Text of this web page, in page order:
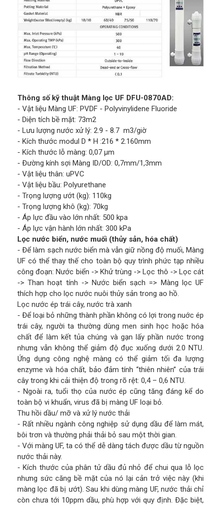
Thông số kỹ thuật Màng lọc UF DFU-0870AD:
- Vật liệu Màng UF: PVDF - Polyvinylidene Fluoride
- Diện tích bề mặt: 73m2
- Lưu lượng nước xử lý: 2.9 - 8.7 m3/giờ
- Kích thước modul D * H :216 * 2.160mm
- Kích thước lỗ màng: 0,07 µm
- Đường kính sợi Màng ID/OD: 0,7mm/1,3mm
- Vật liệu thân: uPVC
- Vật liệu bầu: Polyurethane
- Trọng lượng ướt (kg): 110kg
- Trọng lượng khô (kg): 70kg
- Áp lực đầu vào lớn nhất: 500 kpa
- Áp lực vận hành lớn nhất: 300 kPa
Lọc nước biển, nước muối (thủy sản, hóa chất)
- Để làm sạch nước biển mà vẫn giữ nồng độ muối, Màng
UF có thể thay thế cho toàn bộ quy trình phức tạp nhiều
công đoạn: Nước biển -> Khử trùng -> Lọc thô -> Lọc cát
-> Than hoạt tính -> Nước biển sạch => Màng lọc UF
thích hợp cho lọc nước nuôi thủy sản trong ao hồ.
Lọc nước ép trái cây, nước trà xanh
- Để loại bỏ những thành phần không có lợi trong nuớc ép
trái cây, người ta thường dùng men sinh học hoặc hóa
chất để làm kết tủa chúng và gạn lấy phần nước trong
nhưng vẫn không thể giảm độ đục xuống dưới 2.0 NTU.
Ứng dụng công nghệ màng có thể giảm tối đa lượng
enzyme và hóa chất, bảo đảm tính “thiên nhiên” của trái
cây trong khi cải thiện độ trong rõ rệt: 0,4 – 0,6 NTU.
- Ngoài ra, tuổi thọ của nước ép cũng tăng đáng kể do
toàn bộ vi khuẩn, virus đã bị màng UF loại bỏ.
Thu hồi dầu/ mỡ và xử lý nước thải
- Rất nhiều ngành công nghiệp sử dụng dầu để làm mát,
bôi trơn và thường phải thải bỏ sau một thời gian.
- Với màng UF, ta có thể dễ dàng tách được dầu từ nguồn
nước thải này.
- Kích thước của phân tử dầu đủ nhỏ để chui qua lỗ lọc
nhưng sức căng bề mặt của nó lại cản trở việc này (khi
màng lọc đã bị ướt). Sau khi dùng màng UF, nước thải chỉ
còn chưa tới 10ppm dầu, phù hợp với quy định. Đặc biệt,